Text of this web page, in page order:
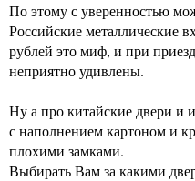
По этому с уверенностью
Российские металлические
рублей это миф, и при
неприятно удивлены.
Ну а про китайские двери и
с наполнением картоном и
плохими замками.
Выбирать Вам за какими